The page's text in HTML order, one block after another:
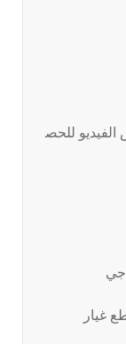
للحص
جي
غيار